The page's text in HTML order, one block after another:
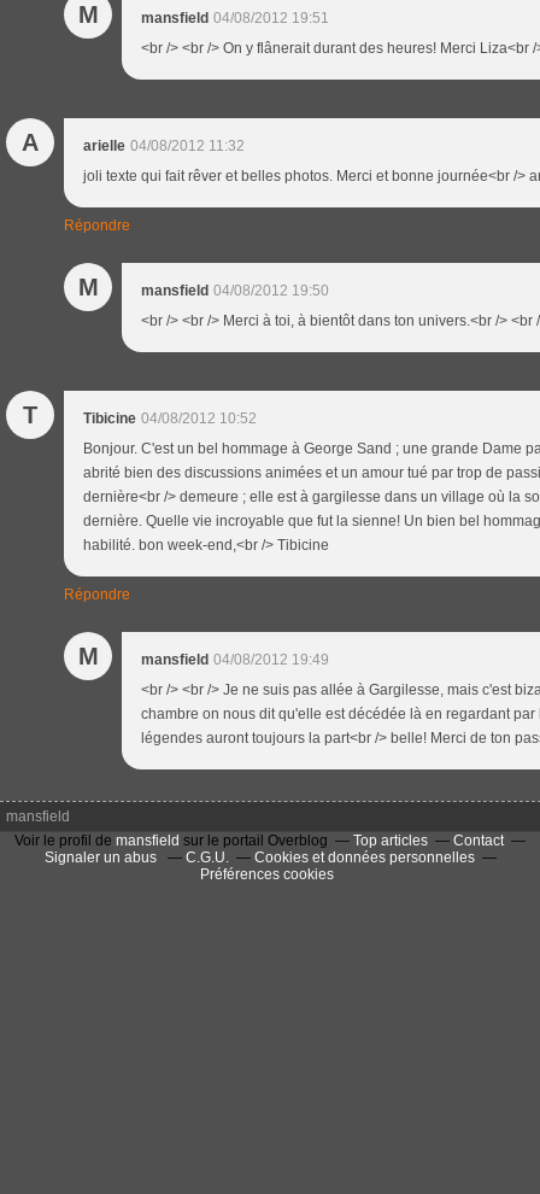
M mansfield 04/08/2012 19:51
<br /> <br /> On y flânerait durant des heures! Merci Liza<br /
A arielle 04/08/2012 11:32
joli texte qui fait rêver et belles photos. Merci et bonne journée<br />
Répondre
M mansfield 04/08/2012 19:50
<br /> <br /> Merci à toi, à bientôt dans ton univers.<br /> <br
T Tibicine 04/08/2012 10:52
Bonjour. C'est un bel hommage à George Sand ; une grande Dame
abrité bien des discussions animées et un amour tué par trop de
dernière<br /> demeure ; elle est à gargilesse dans un village où la
dernière. Quelle vie incroyable que fut la sienne! Un bien bel
habilité. bon week-end,<br /> Tibicine
Répondre
M mansfield 04/08/2012 19:49
<br /> <br /> Je ne suis pas allée à Gargilesse, mais c'est
chambre on nous dit qu'elle est décédée là en regardant par
légendes auront toujours la part<br /> belle! Merci de ton
mansfield
Voir le profil de mansfield sur le portail Overblog Top articles
Contact
Signaler un abus
C.G.U.
Cookies et données personnelles
Préférences cookies